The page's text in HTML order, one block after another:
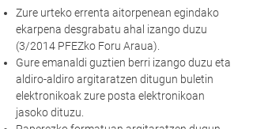
Zure urteko errenta aitorpenean egindako
ekarpena desgrabatu ahal izango duzu
(3/2014 PFEZko Foru Araua).
Gure emanaldi guztien berri izango duzu eta
aldiro-aldiro argitaratzen ditugun buletin
elektronikoak zure posta elektronikoan
jasoko dituzu.